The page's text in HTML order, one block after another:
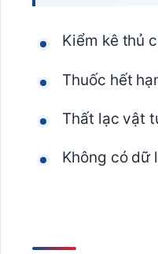
Kiểm kê thủ
Thuốc hết
Thất lạc vật
Không có dữ